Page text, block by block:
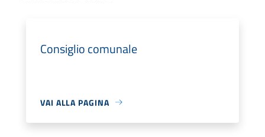
Consiglio comunale
VAI ALLA PAGINA